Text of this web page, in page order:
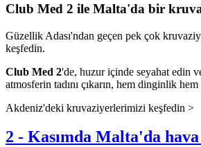
Club Med 2 ile Malta'da bir
Güzellik Adası'ndan geçen pek çok
keşfedin.
Club Med 2'de, huzur içinde seyahat edin
atmosferin tadını çıkarın, hem dinginlik hem
Akdeniz'deki kruvaziyerlerimizi keşfedin >
2 - Kasımda Malta'da